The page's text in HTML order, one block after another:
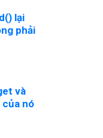
lại
phải
và
nó